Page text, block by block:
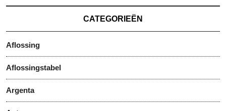
CATEGORIEËN
Aflossing
Aflossingstabel
Argenta